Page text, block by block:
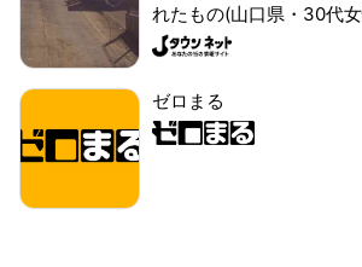
れたもの(山口県・30代
ゼロまる